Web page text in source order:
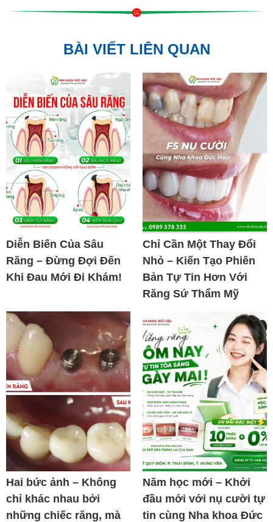
BÀI VIẾT LIÊN QUAN
Diễn Biến Của Sâu
Răng – Đừng Đợi Đến
Khi Đau Mới Đi Khám!
Chỉ Cần Một Thay Đổi
Nhỏ – Kiến Tạo Phiên
Bản Tự Tin Hơn Với
Răng Sứ Thẩm Mỹ
Hai bức ảnh – Không
chỉ khác nhau bởi
những chiếc răng, mà
Năm học mới – Khởi
đầu mới với nụ cười tự
tin cùng Nha khoa Đức